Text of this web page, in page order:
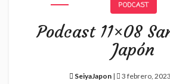
PODCAST
Podcast 11×08
Japón
SeiyaJapon | 3 febrero,